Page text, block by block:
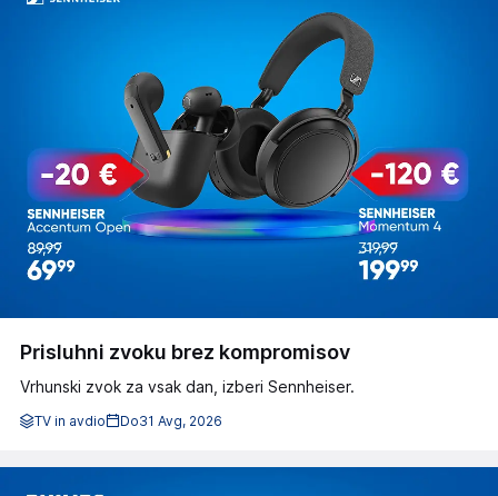
Prisluhni zvoku brez kompromisov
Vrhunski zvok za vsak dan, izberi Sennheiser.
TV in avdio Do31 Avg, 2026